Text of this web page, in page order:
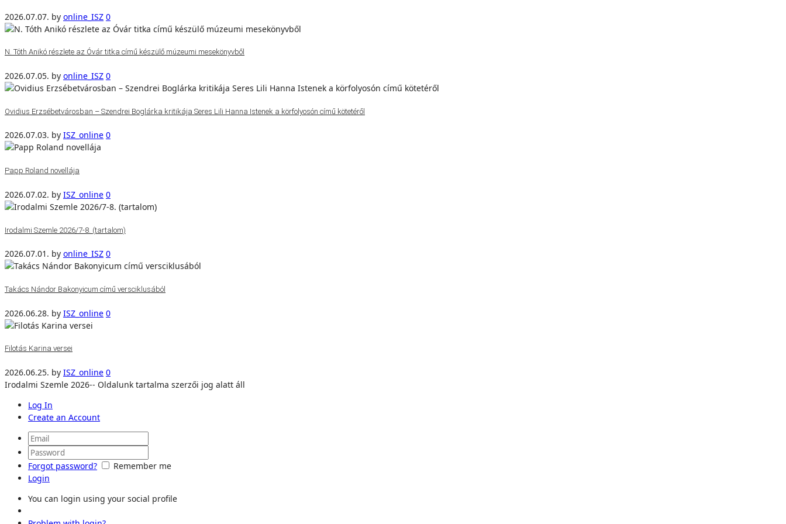
2026.07.07. by online_ISZ 0
N. Tóth Anikó részlete az Óvár titka című készülő múzeumi mesekönyvből
2026.07.05. by online_ISZ 0
Ovidius Erzsébetvárosban – Szendrei Boglárka kritikája Seres Lili Hanna Istenek a körfolyosón című kötetéről
2026.07.03. by ISZ_online 0
Papp Roland novellája
2026.07.02. by ISZ_online 0
Irodalmi Szemle 2026/7-8. (tartalom)
2026.07.01. by online_ISZ 0
Takács Nándor Bakonyicum című versciklusából
2026.06.28. by ISZ_online 0
Filotás Karina versei
2026.06.25. by ISZ_online 0
Irodalmi Szemle 2026-- Oldalunk tartalma szerzői jog alatt áll
Log In
Create an Account
Forgot password?
Remember me
Login
You can login using your social profile